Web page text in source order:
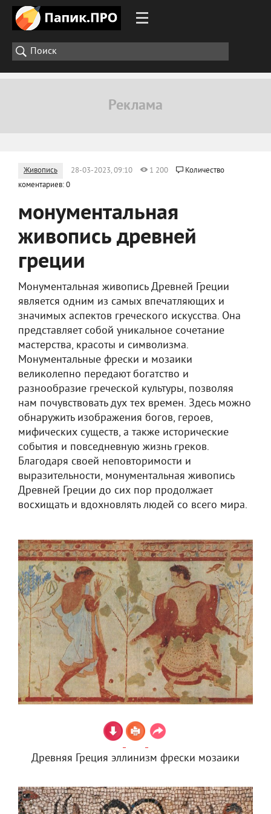
Живопись 28-03-2023, 09:10 1 200
Количество
коментариев: 0
монументальная
живопись древней
греции
Монументальная живопись Древней Греции
является одним из самых впечатляющих и
значимых аспектов греческого искусства. Она
представляет собой уникальное сочетание
мастерства, красоты и символизма.
Монументальные фрески и мозаики
великолепно передают богатство и
разнообразие греческой культуры, позволяя
нам почувствовать дух тех времен. Здесь можно
обнаружить изображения богов, героев,
мифических существ, а также исторические
события и повседневную жизнь греков.
Благодаря своей неповторимости и
выразительности, монументальная живопись
Древней Греции до сих пор продолжает
восхищать и вдохновлять людей со всего мира.
Древняя Греция эллинизм фрески мозаики